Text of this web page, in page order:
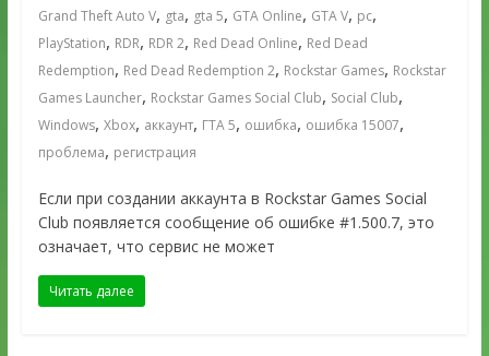
Grand Theft Auto V, gta, gta 5, GTA Online, GTA V, pc,
PlayStation, RDR, RDR 2, Red Dead Online, Red Dead
Redemption, Red Dead Redemption 2, Rockstar Games, Rockstar
Games Launcher, Rockstar Games Social Club, Social Club,
Windows, Xbox, аккаунт, ГТА 5, ошибка, ошибка 15007,
проблема, регистрация
Если при создании аккаунта в Rockstar Games Social
Club появляется сообщение об ошибке #1.500.7, это
означает, что сервис не может
Читать далее